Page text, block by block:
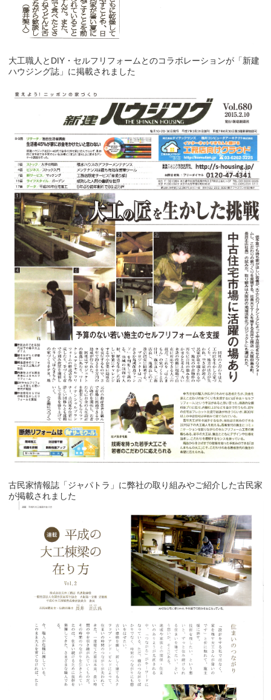
大工職人とDIY・セルフリフォームとのコラボレーションが「新建
ハウジング誌」に掲載されました
古民家情報誌「ジャパトラ」に弊社の取り組みやご紹介した古民家
が掲載されました